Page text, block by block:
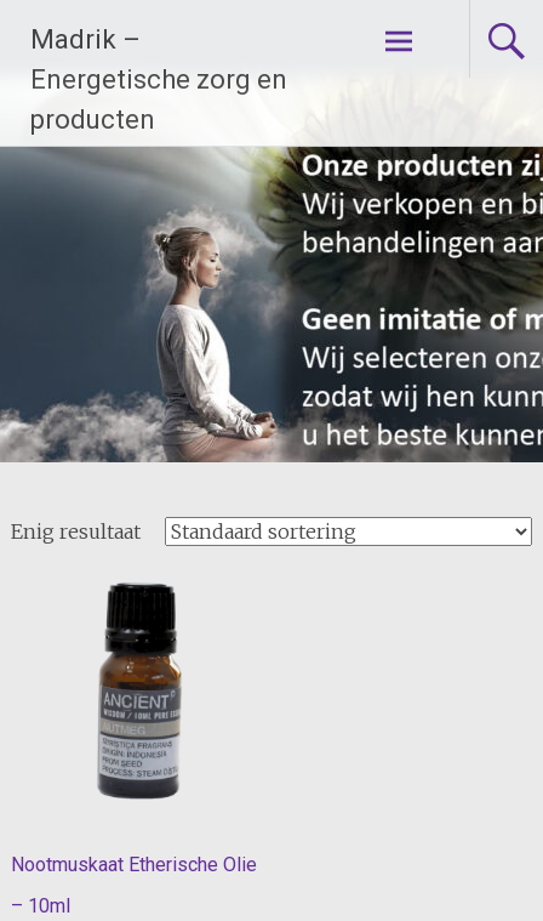
naarMadrik –
Energetische zorg en
producten
Enig resultaat
Nootmuskaat Etherische Olie
– 10ml